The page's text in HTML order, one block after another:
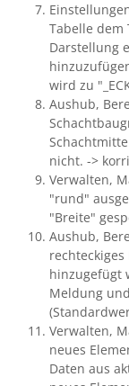
Tabelle dem
Darstellung
wird zu
Aushub,
nicht. ->
Verwalten,
"rund"
"Breite"
Aushub,
hinzugefügt
Meldung
Verwalten,
neues
Daten aus